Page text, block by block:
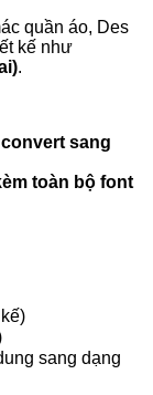
quần áo, Des
kế như
.
sang
toàn bộ font
sang dạng